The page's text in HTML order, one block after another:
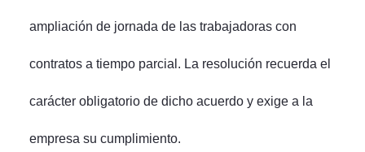
ampliación de jornada de las trabajadoras con
contratos a tiempo parcial. La resolución recuerda el
carácter obligatorio de dicho acuerdo y exige a la
empresa su cumplimiento.